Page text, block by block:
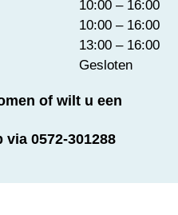
10:00 – 16:00
10:00 – 16:00
13:00 – 16:00
Gesloten
of wilt u een
0572-301288